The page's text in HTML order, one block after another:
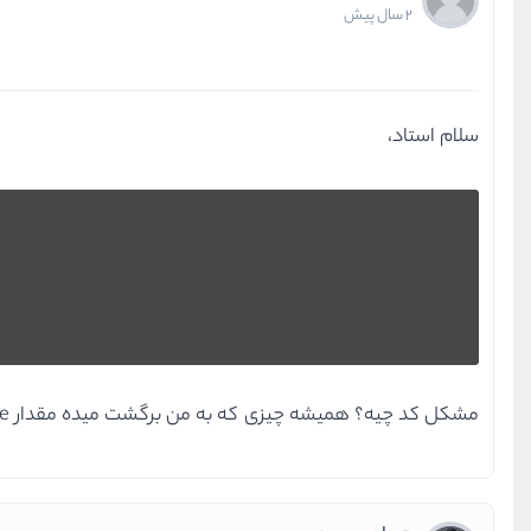
2 سال پیش
سلام استاد،
مشکل کد چیه؟ همیشه چیزی که به من برگشت میده مقدار true با تایپ bool هست، ولی من میخواستم مقدار استرینگ دریافت کنم!